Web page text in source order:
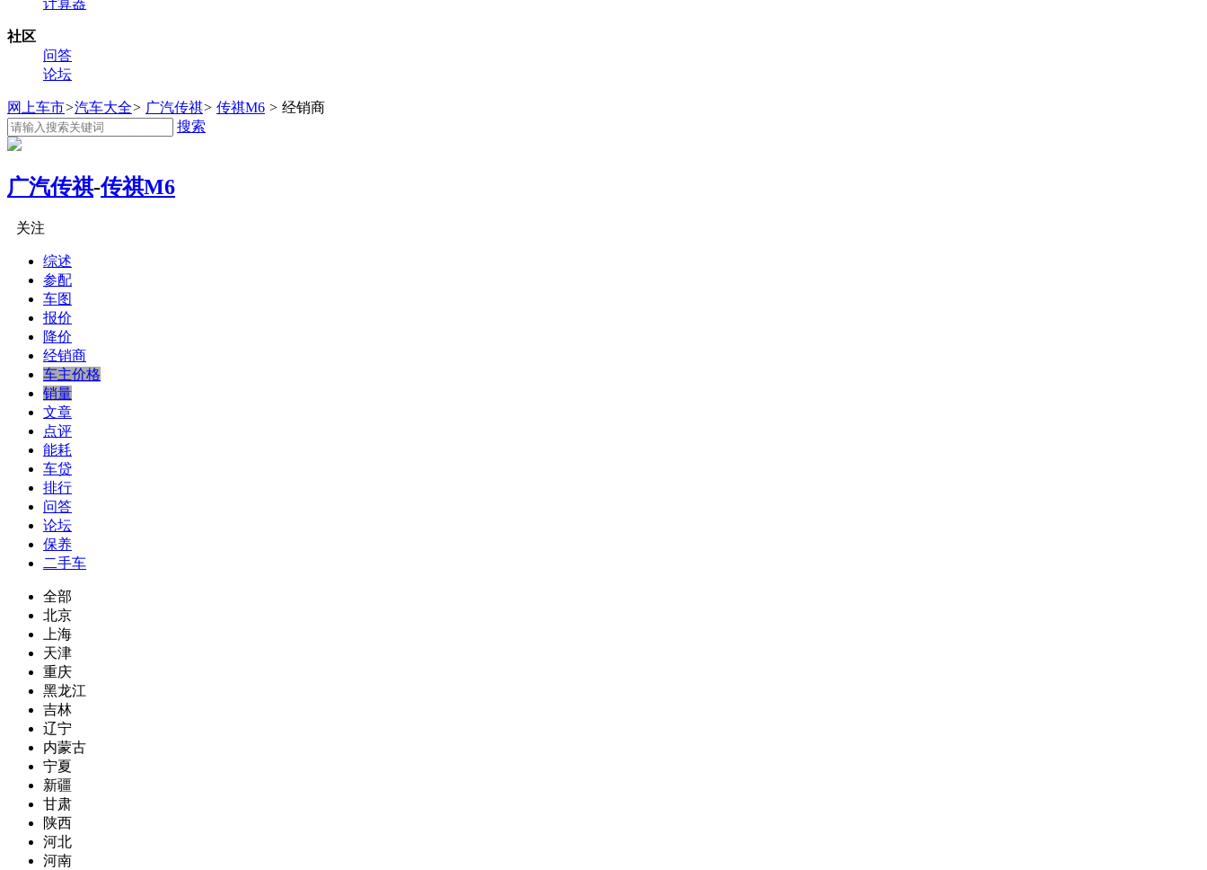
计算器
社区
问答
论坛
网上车市>汽车大全> 广汽传祺> 传祺M6 > 经销商
搜索
广汽传祺-传祺M6
关注
综述
参配
车图
报价
降价
经销商
车主价格
销量
文章
点评
能耗
车贷
排行
问答
论坛
保养
二手车
全部
北京
上海
天津
重庆
黑龙江
吉林
辽宁
内蒙古
宁夏
新疆
甘肃
陕西
河北
河南